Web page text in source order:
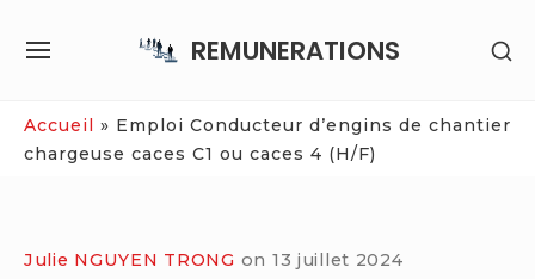
REMUNERATIONS
SITE
Accueil » Emploi Conducteur d’engins de chantier
chargeuse caces C1 ou caces 4 (H/F)
Julie NGUYEN TRONG on 13 juillet 2024